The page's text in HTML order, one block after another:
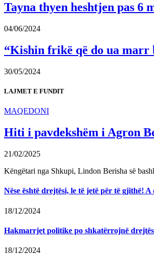
Tayna thyen heshtjen pas 6
04/06/2024
“Kishin frikë që do ua
30/05/2024
LAJMET E FUNDIT
MAQEDONI
Hiti i pavdekshëm i Agron
21/02/2025
Këngëtari nga Shkupi, Lindon Berisha së
Nëse është drejtësi, le të jetë për të gjithë!
18/12/2024
Hakmarrjet politike po shkatërrojnë
18/12/2024